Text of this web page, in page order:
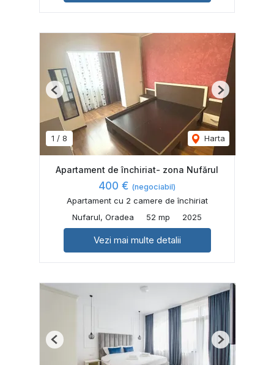
1 / 8 Harta
Previous Next
Apartament de închiriat- zona Nufărul
400 € (negociabil)
Apartament cu 2 camere de închiriat
Nufarul, Oradea
52 mp 2025
Vezi mai multe detalii
Previous Next